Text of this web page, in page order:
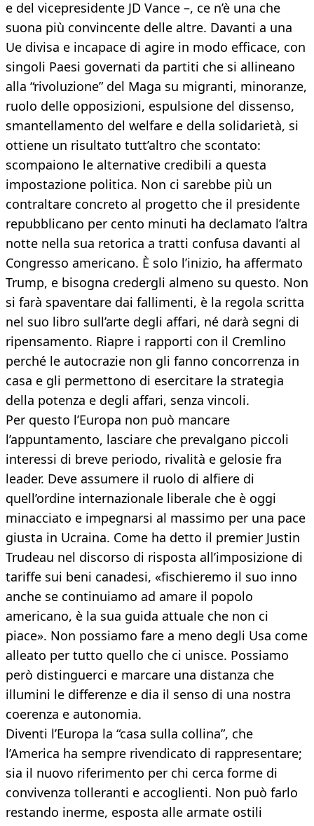
e del vicepresidente JD Vance –, ce n’è una che
suona più convincente delle altre. Davanti a una
Ue divisa e incapace di agire in modo efficace, con
singoli Paesi governati da partiti che si allineano
alla “rivoluzione” del Maga su migranti, minoranze,
ruolo delle opposizioni, espulsione del dissenso,
smantellamento del welfare e della solidarietà, si
ottiene un risultato tutt’altro che scontato:
scompaiono le alternative credibili a questa
impostazione politica. Non ci sarebbe più un
contraltare concreto al progetto che il presidente
repubblicano per cento minuti ha declamato l’altra
notte nella sua retorica a tratti confusa davanti al
Congresso americano. È solo l’inizio, ha affermato
Trump, e bisogna credergli almeno su questo. Non
si farà spaventare dai fallimenti, è la regola scritta
nel suo libro sull’arte degli affari, né darà segni di
ripensamento. Riapre i rapporti con il Cremlino
perché le autocrazie non gli fanno concorrenza in
casa e gli permettono di esercitare la strategia
della potenza e degli affari, senza vincoli.
Per questo l’Europa non può mancare
l’appuntamento, lasciare che prevalgano piccoli
interessi di breve periodo, rivalità e gelosie fra
leader. Deve assumere il ruolo di alfiere di
quell’ordine internazionale liberale che è oggi
minacciato e impegnarsi al massimo per una pace
giusta in Ucraina. Come ha detto il premier Justin
Trudeau nel discorso di risposta all’imposizione di
tariffe sui beni canadesi, «fischieremo il suo inno
anche se continuiamo ad amare il popolo
americano, è la sua guida attuale che non ci
piace». Non possiamo fare a meno degli Usa come
alleato per tutto quello che ci unisce. Possiamo
però distinguerci e marcare una distanza che
illumini le differenze e dia il senso di una nostra
coerenza e autonomia.
Diventi l’Europa la “casa sulla collina”, che
l’America ha sempre rivendicato di rappresentare;
sia il nuovo riferimento per chi cerca forme di
convivenza tolleranti e accoglienti. Non può farlo
restando inerme, esposta alle armate ostili